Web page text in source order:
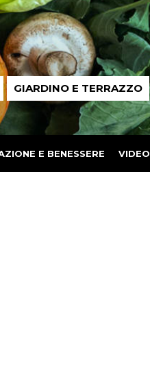
GIARDINO E TERRAZZO
E BENESSERE VIDEO